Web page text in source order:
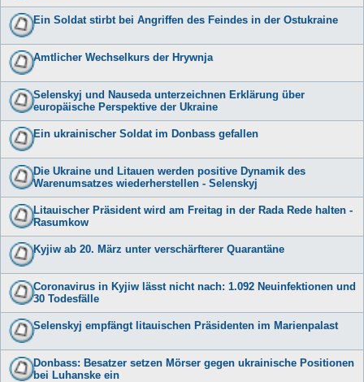
Ein Soldat stirbt bei Angriffen des Feindes in der Ostukraine
Amtlicher Wechselkurs der Hrywnja
Selenskyj und Nauseda unterzeichnen Erklärung über
europäische Perspektive der Ukraine
Ein ukrainischer Soldat im Donbass gefallen
Die Ukraine und Litauen werden positive Dynamik des
Warenumsatzes wiederherstellen - Selenskyj
Litauischer Präsident wird am Freitag in der Rada Rede halten -
Rasumkow
Kyjiw ab 20. März unter verschärfterer Quarantäne
Coronavirus in Kyjiw lässt nicht nach: 1.092 Neuinfektionen und
30 Todesfälle
Selenskyj empfängt litauischen Präsidenten im Marienpalast
Donbass: Besatzer setzen Mörser gegen ukrainische Positionen
bei Luhanske ein